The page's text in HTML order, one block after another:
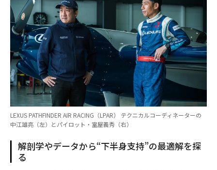
LEXUS PATHFINDER AIR RACING（LPAR） テクニカルコーディネーターの
中江雄亮（左）とパイロット・室屋義秀（右）
解剖学やデータから“下半身支持”の最適解を探
る